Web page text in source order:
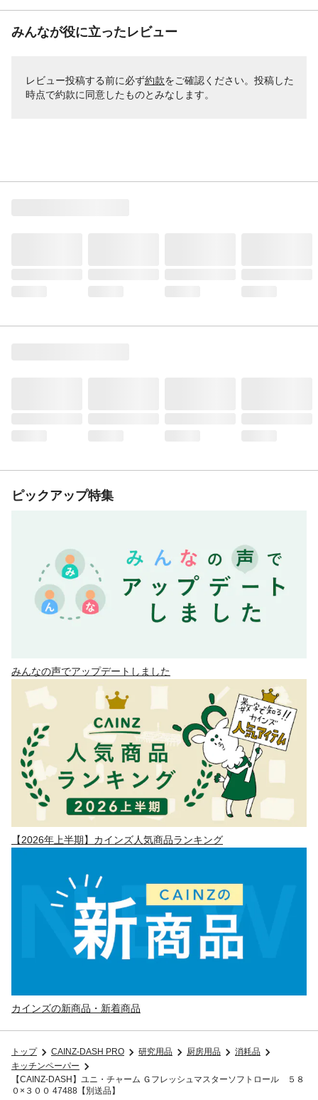
みんなが役に立ったレビュー
レビュー投稿する前に必ず約款をご確認ください。投稿した
時点で約款に同意したものとみなします。
ピックアップ特集
みんなの声でアップデートしました
【2026年上半期】カインズ人気商品ランキング
カインズの新商品・新着商品
トップ CAINZ-DASH PRO 研究用品 厨房用品
消耗品
キッチンペーパー
【CAINZ-DASH】ユニ・チャーム Ｇフレッシュマスターソフトロール ５８
０×３００ 47488【別送品】